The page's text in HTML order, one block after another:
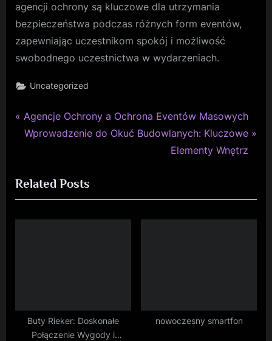
agencji ochrony są kluczowe dla utrzymania
bezpieczeństwa podczas różnych form eventów,
zapewniając uczestnikom spokój i możliwość
swobodnego uczestnictwa w wydarzeniach.
Uncategorized
Nawigacja
wpisu
P
r
i
o
u
Agencje Ochrony a Ochrona Eventów Masowych
N
t
P
o
Wprowadzenie do Okuć Budowlanych: Kluczowe
Elementy Wnętrz
Related Posts
Buty Rieker: Doskonałe
Połączenie Wygody i
nowoczesny smartfon